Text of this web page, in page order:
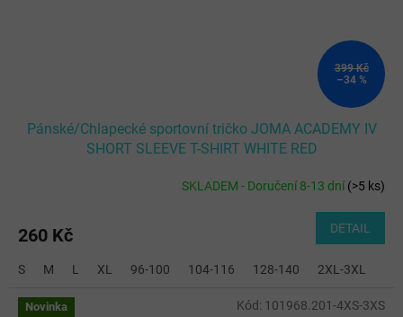
399 Kč
–34 %
Pánské/Chlapecké sportovní tričko JOMA ACADEMY IV
SHORT SLEEVE T-SHIRT WHITE RED
SKLADEM - Doručení 8-13 dní(>5 ks)
260 Kč DETAIL
S M L XL 96-100 104-116 128-140 2XL-3XL
Novinka Kód: 101968.201-4XS-3XS